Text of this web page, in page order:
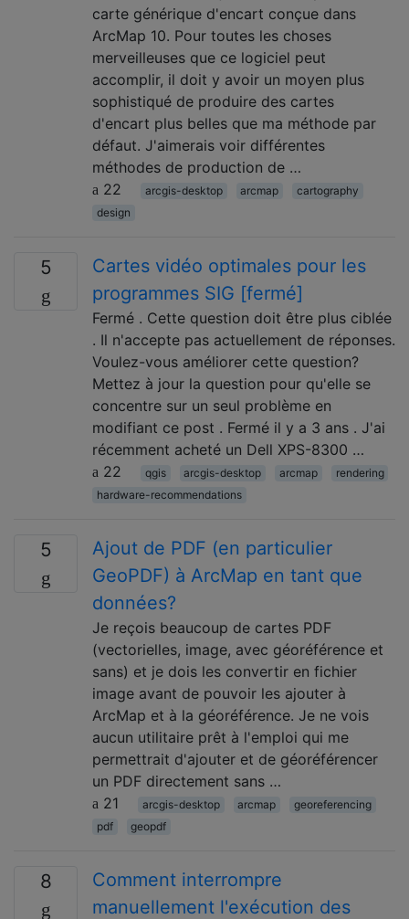
carte générique d'encart conçue dans
ArcMap 10. Pour toutes les choses
merveilleuses que ce logiciel peut
accomplir, il doit y avoir un moyen plus
sophistiqué de produire des cartes
d'encart plus belles que ma méthode par
défaut. J'aimerais voir différentes
méthodes de production de …
22
arcgis-desktop arcmap
cartography
design
5
Cartes vidéo optimales pour les
programmes SIG [fermé]
Fermé . Cette question doit être plus ciblée
. Il n'accepte pas actuellement de réponses.
Voulez-vous améliorer cette question?
Mettez à jour la question pour qu'elle se
concentre sur un seul problème en
modifiant ce post . Fermé il y a 3 ans . J'ai
récemment acheté un Dell XPS-8300 …
22
qgis arcgis-desktop arcmap
rendering
hardware-recommendations
5
Ajout de PDF (en particulier
GeoPDF) à ArcMap en tant que
données?
Je reçois beaucoup de cartes PDF
(vectorielles, image, avec géoréférence et
sans) et je dois les convertir en fichier
image avant de pouvoir les ajouter à
ArcMap et à la géoréférence. Je ne vois
aucun utilitaire prêt à l'emploi qui me
permettrait d'ajouter et de géoréférencer
un PDF directement sans …
21
arcgis-desktop arcmap
georeferencing
pdf
geopdf
8
Comment interrompre
manuellement l'exécution des